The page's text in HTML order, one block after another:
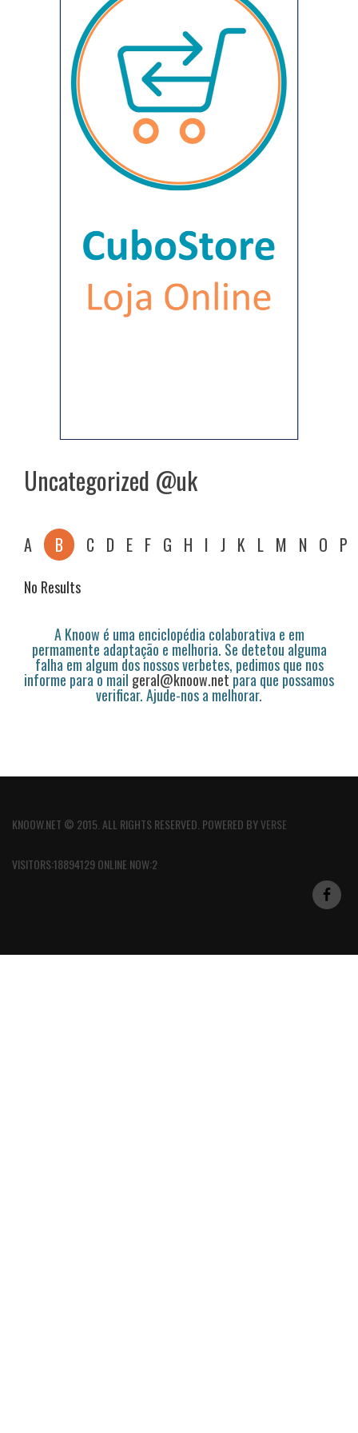
Uncategorized @uk
A B C D E F G H I J K L M N O P
No Results
A Knoow é uma enciclopédia colaborativa e em
permamente adaptação e melhoria. Se detetou alguma
falha em algum dos nossos verbetes, pedimos que nos
informe para o mail geral@knoow.netpara que possamos
verificar. Ajude-nos a melhorar.
KNOOW.NET © 2015. ALL RIGHTS RESERVED. POWERED BYVERSE
VISITORS:18894129 ONLINE NOW:2